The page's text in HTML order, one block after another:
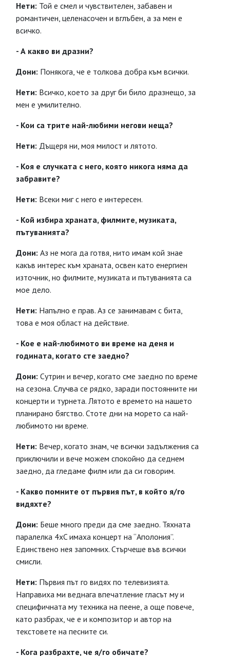
Нети: Той е смел и чувствителен, забавен и
романтичен, целенасочен и вглъбен, а за мен е
всичко.
- А какво ви дразни?
Дони: Понякога, че е толкова добра към всички.
Нети: Всичко, което за друг би било дразнещо, за
мен е умилително.
- Кои са трите най-любими негови неща?
Нети: Дъщеря ни, моя милост и лятото.
- Коя е случката с него, която никога няма да
забравите?
Нети: Всеки миг с него е интересен.
- Кой избира храната, филмите, музиката,
пътуванията?
Дони: Аз не мога да готвя, нито имам кой знае
какъв интерес към храната, освен като енергиен
източник, но филмите, музиката и пътуванията са
мое дело.
Нети: Напълно е прав. Аз се занимавам с бита,
това е моя област на действие.
- Кое е най-любимото ви време на деня и
годината, когато сте заедно?
Дони: Сутрин и вечер, когато сме заедно по време
на сезона. Случва се рядко, заради постоянните ни
концерти и турнета. Лятото е времето на нашето
планирано бягство. Стоте дни на морето са най-
любимото ни време.
Нети: Вечер, когато знам, че всички задължения са
приключили и вече можем спокойно да седнем
заедно, да гледаме филм или да си говорим.
- Какво помните от първия път, в който я/го
видяхте?
Дони: Беше много преди да сме заедно. Тяхната
паралелка 4xC имаха концерт на “Аполония”.
Единствено нея запомних. Стърчеше във всички
смисли.
Нети: Първия път го видях по телевизията.
Направиха ми веднага впечатление гласът му и
специфичната му техника на пеене, а още повече,
като разбрах, че е и композитор и автор на
текстовете на песните си.
- Кога разбрахте, че я/го обичате?